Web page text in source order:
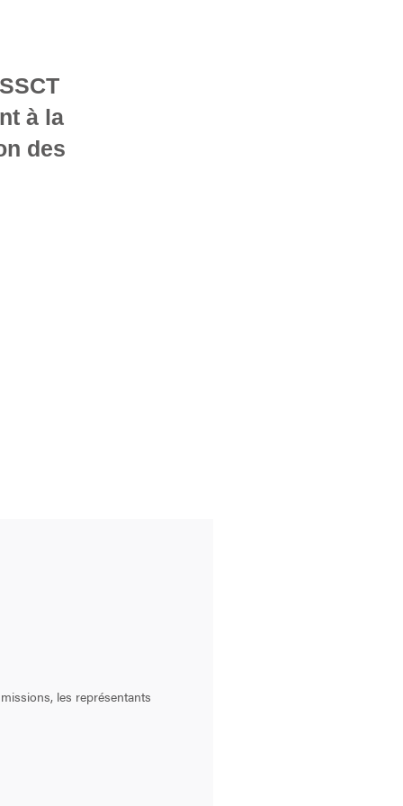
à la
des
les représentants